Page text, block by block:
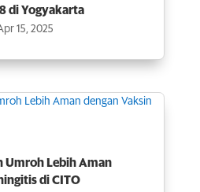
di Yogyakarta
15, 2025
Umroh Lebih Aman
di CITO